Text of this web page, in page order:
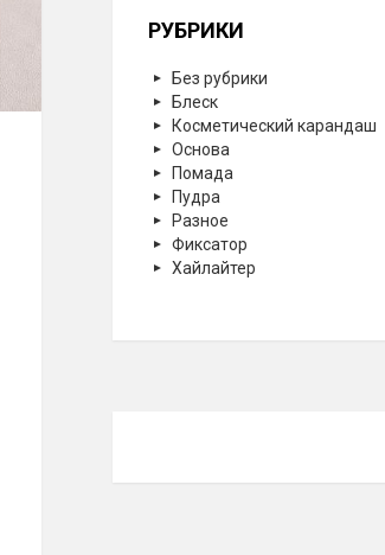
РУБРИКИ
Без рубрики
Блеск
Косметический карандаш
Основа
Помада
Пудра
Разное
Фиксатор
Хайлайтер